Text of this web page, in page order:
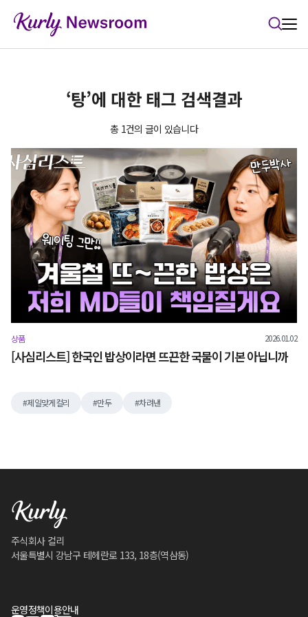
‘탕’에 대한 태그 검색결과
총 1건의 글이 있습니다
상품 2026.01.02
[사심리스트] 한국인 밥상이라면 뜨끈한 국물이 기본 아닙니까
제일맞게컬리 만두 차려낸
주식회사 컬리
서울특별시 강남구 테헤란로 133, 18층(역삼동)
운영정책이용안내